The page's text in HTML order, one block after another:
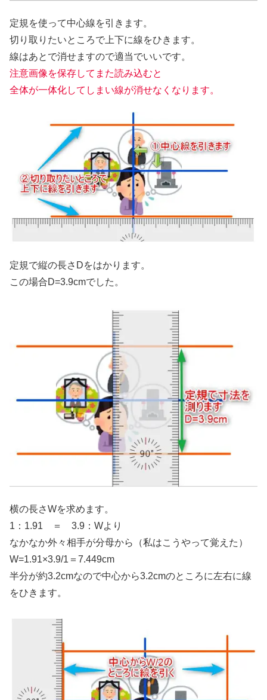
定規を使って中心線を引きます。
切り取りたいところで上下に線をひきます。
線はあとで消せますので適当でいいです。
注意画像を保存してまた読み込むと
全体が一体化してしまい線が消せなくなります。
定規で縦の長さDをはかります。
この場合D=3.9cmでした。
横の長さWを求めます。
1：1.91 ＝ 3.9：Wより
なかなか外々相手が分母から（私はこうやって覚えた）
W=1.91×3.9/1＝7.449cm
半分が約3.2cmなので中心から3.2cmのところに左右に線
をひきます。